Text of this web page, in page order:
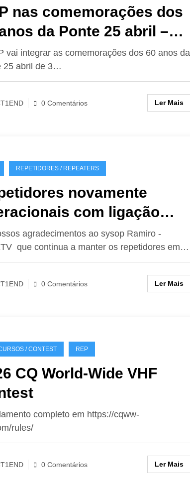
nas comemorações dos
da Ponte 25 abril –
vai integrar as comemorações dos 60 anos da
25 abril de 3…
0 Comentários Ler Mais
REPETIDORES / REPEATERS
novamente
com ligação
agradecimentos ao sysop Ramiro -
que continua a manter os repetidores em…
0 Comentários Ler Mais
/ CONTEST REP
CQ World-Wide VHF
completo em https://cqww-
rules/
0 Comentários Ler Mais